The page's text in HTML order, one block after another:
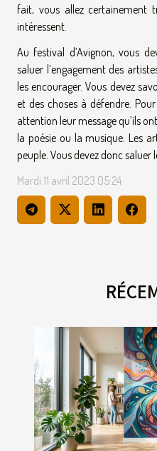
fait, vous allez certainement
intéressent.
Au festival d’Avignon, vous
saluer l’engagement des
les encourager. Vous devez
et des choses à défendre.
attention leur message qu’ils
la poésie ou la musique. Les
peuple. Vous devez donc saluer
Mardi 11 avril 2023 05:24